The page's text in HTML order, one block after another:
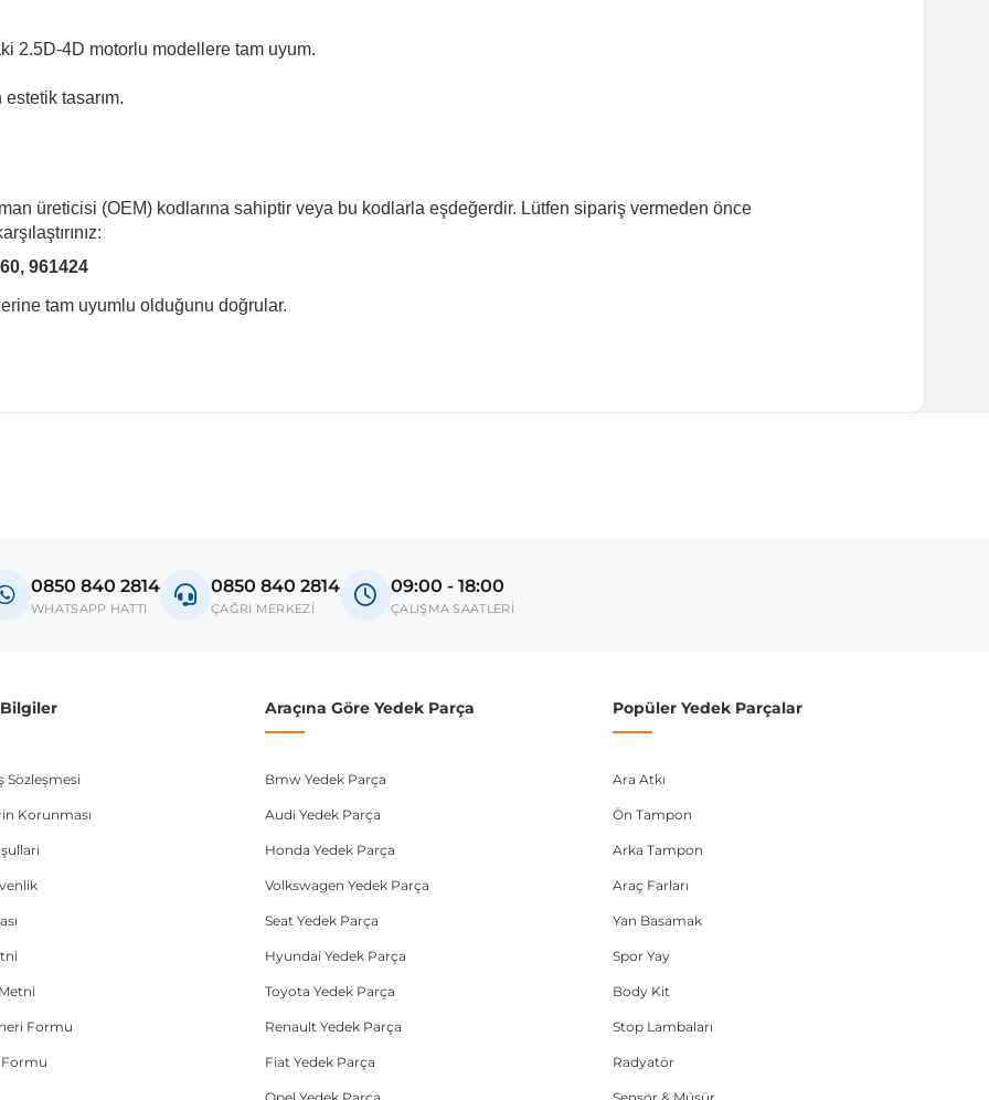
2.5D-4D motorlu modellere tam uyum.
tasarım.
üreticisi (OEM) kodlarına sahiptir veya bu kodlarla eşdeğerdir. Lütfen sipariş vermeden önce
961424
tam uyumlu olduğunu doğrular.
ve kasa tipleri kullanabilmektedir. Sipariş vermeden önce OEM numarası veya şasi numarası ile uyumluluğu kontrol
0850 840 2814
WHATSAPP HATTI
0850 840 2814
ÇAĞRI MERKEZİ
09:00 - 18:00
ÇALIŞMA SAATLERİ
Sözleşmesi
Korunması
Formu
Formu
Araçına Göre Yedek Parça
Bmw Yedek Parça
Audi Yedek Parça
Honda Yedek Parça
Volkswagen Yedek Parça
Seat Yedek Parça
Hyundai Yedek Parça
Toyota Yedek Parça
Renault Yedek Parça
Fiat Yedek Parça
Popüler Yedek Parçalar
Ara Atkı
Ön Tampon
Arka Tampon
Araç Farları
Yan Basamak
Spor Yay
Body Kit
Stop Lambaları
Radyatör